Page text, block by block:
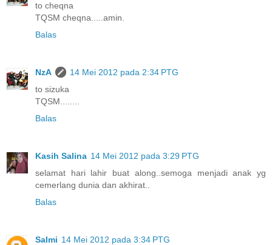
to cheqna
TQSM cheqna.....amin.
Balas
NzA
14 Mei 2012 pada 2:34 PTG
to sizuka
TQSM........
Balas
Kasih Salina 14 Mei 2012 pada 3:29 PTG
selamat hari lahir buat along..semoga menjadi anak yg
cemerlang dunia dan akhirat..
Balas
Salmi 14 Mei 2012 pada 3:34 PTG